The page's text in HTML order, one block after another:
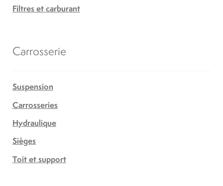
Filtres et carburant
Carrosserie
Suspension
Carrosseries
Hydraulique
Sièges
Toit et support